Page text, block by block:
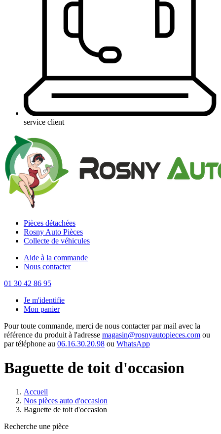
service client
Pièces détachées
Rosny Auto Pièces
Collecte de véhicules
Aide à la commande
Nous contacter
01 30 42 86 95
Je m'identifie
Mon panier
Pour toute commande, merci de nous contacter par mail avec la
référence du produit à l'adresse magasin@rosnyautopieces.com ou
par téléphone au 06.16.30.20.98 ou WhatsApp
Baguette de toit d'occasion
Accueil
Nos pièces auto d'occasion
Baguette de toit d'occasion
Recherche une pièce